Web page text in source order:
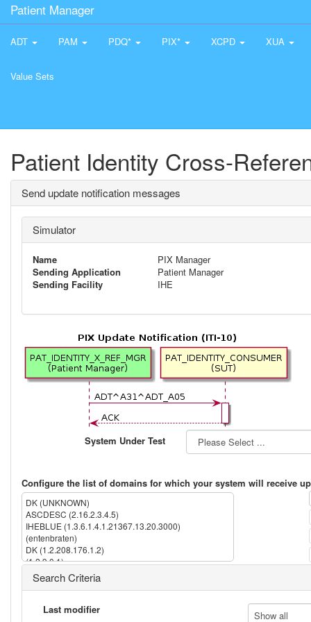
Patient Manager
ADT PAM PDQ* PIX* XCPD XUA
Value Sets
Patient Identity Cross-
Send update notification messages
Simulator
Name
PIX Manager
Sending Application
Patient Manager
Sending Facility
IHE
System Under Test
Configure the list of domains for which your system will receive
DK (UNKNOWN)
ASCDESC (2.16.2.3.4.5)
IHEBLUE (1.3.6.1.4.1.21367.13.20.3000)
(entenbraten)
DK (1.2.208.176.1.2)
(1.2.9.0.1)
IPK (1.3.6.1.4.1.21367.2005.13.20.1000)
IHERED (1.3.6.1.4.1.21367.13.20.1000)
(2.16.840.1.113883.3.72.5.9.1)
Search Criteria
Last modifier
Show all